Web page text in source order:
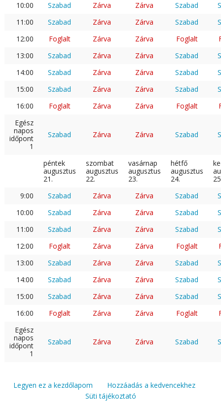
10:00
Szabad Zárva Zárva Szabad
11:00
Szabad Zárva Zárva Szabad
12:00
Foglalt Zárva Zárva Foglalt
13:00
Szabad Zárva Zárva Szabad
14:00
Szabad Zárva Zárva Szabad
15:00
Szabad Zárva Zárva Szabad
16:00
Foglalt Zárva Zárva Foglalt
Egész
napos
időpont
1
Szabad Zárva Zárva Szabad
péntek
augusztus
21.
szombat
augusztus
22.
vasárnap
augusztus
23.
hétfő
augusztus
24.
9:00
Szabad Zárva Zárva Szabad
10:00
Szabad Zárva Zárva Szabad
11:00
Szabad Zárva Zárva Szabad
12:00
Foglalt Zárva Zárva Foglalt
13:00
Szabad Zárva Zárva Szabad
14:00
Szabad Zárva Zárva Szabad
15:00
Szabad Zárva Zárva Szabad
16:00
Foglalt Zárva Zárva Foglalt
Egész
napos
időpont
1
Szabad Zárva Zárva Szabad
Legyen ez a kezdőlapom
Hozzáadás a kedvencekhez
Süti tájékoztató